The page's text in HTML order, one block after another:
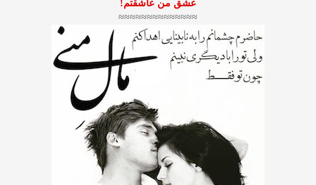
عشق من عاشقتم!
≈≈≈≈≈≈≈≈≈≈≈≈≈≈